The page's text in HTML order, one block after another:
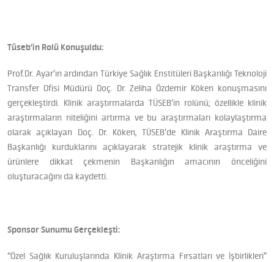
Tüseb’in Rolü Konuşuldu:
Prof.Dr. Ayar’ın ardından Türkiye Sağlık Enstitüleri Başkanlığı Teknoloji
Transfer Ofisi Müdürü Doç. Dr. Zeliha Özdemir Köken konuşmasını
gerçekleştirdi. Klinik araştırmalarda TÜSEB’in rolünü; özellikle klinik
araştırmaların niteliğini artırma ve bu araştırmaları kolaylaştırma
olarak açıklayan Doç. Dr. Köken, TÜSEB’de Klinik Araştırma Daire
Başkanlığı kurduklarını açıklayarak stratejik klinik araştırma ve
ürünlere dikkat çekmenin Başkanlığın amacının önceliğini
oluşturacağını da kaydetti.
Sponsor Sunumu Gerçekleşti:
“Özel Sağlık Kuruluşlarında Klinik Araştırma Fırsatları ve İşbirlikleri”